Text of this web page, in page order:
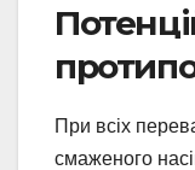
При всіх
смаженого